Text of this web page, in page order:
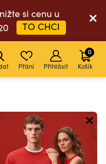
si cenu u
TO CHCI
Přání Přihlásit Košík
0